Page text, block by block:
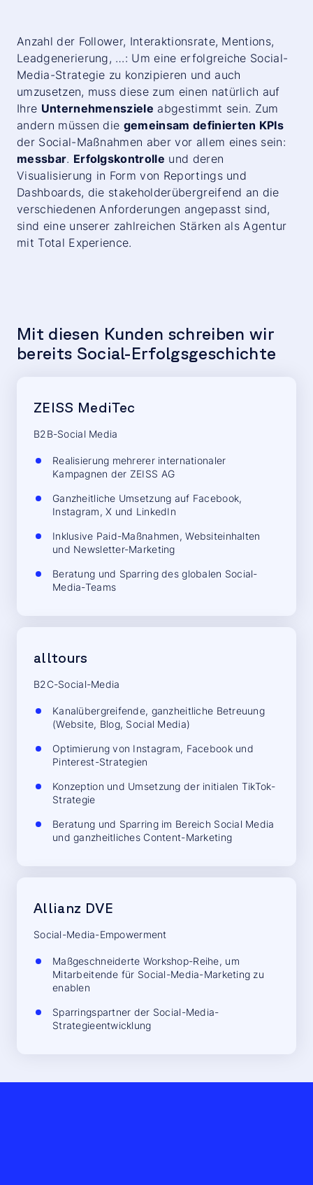
Anzahl der Follower, Interaktionsrate, Mentions,
Leadgenerierung, …: Um eine erfolgreiche Social-
Media-Strategie zu konzipieren und auch
umzusetzen, muss diese zum einen natürlich auf
Ihre Unternehmensziele abgestimmt sein. Zum
andern müssen die gemeinsam definierten KPIs
der Social-Maßnahmen aber vor allem eines sein:
messbar. Erfolgskontrolle und deren
Visualisierung in Form von Reportings und
Dashboards, die stakeholderübergreifend an die
verschiedenen Anforderungen angepasst sind,
sind eine unserer zahlreichen Stärken als Agentur
mit Total Experience.
Mit diesen Kunden schreiben wir
bereits Social-Erfolgsgeschichte
ZEISS MediTec
B2B-Social Media
Realisierung mehrerer internationaler
Kampagnen der ZEISS AG
Ganzheitliche Umsetzung auf Facebook,
Instagram, X und LinkedIn
Inklusive Paid-Maßnahmen, Websiteinhalten
und Newsletter-Marketing
Beratung und Sparring des globalen Social-
Media-Teams
alltours
B2C-Social-Media
Kanalübergreifende, ganzheitliche Betreuung
(Website, Blog, Social Media)
Optimierung von Instagram, Facebook und
Pinterest-Strategien
Konzeption und Umsetzung der initialen TikTok-
Strategie
Beratung und Sparring im Bereich Social Media
und ganzheitliches Content-Marketing
Allianz DVE
Social-Media-Empowerment
Maßgeschneiderte Workshop-Reihe, um
Mitarbeitende für Social-Media-Marketing zu
enablen
Sparringspartner der Social-Media-
Strategieentwicklung